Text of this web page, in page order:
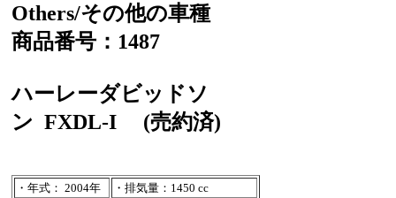
Others/その他の車種
商品番号：1487
ハーレーダビッドソ
ン FXDL-I (売約済)
・年式： 2004年
・排気量：1450 cc